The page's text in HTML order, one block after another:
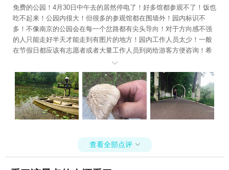
免费的公园！4月30日中午去的居然停电了！好多馆都参观不了！饭也
吃不起来！公园内很大！但很多的参观馆都在围墙外！园内标识不
多！不像南京的公园会在每一个岔路都有尖头导向！对于方向感不强
的人只能走好半天才能走到有图片的地方！园内工作人员太少！一般
在节假日都应该有志愿者或者大量工作人员到岗给游客方便咨询！希
望可以加强！其实规划的不错！就是软件不行！

查看全部点评 